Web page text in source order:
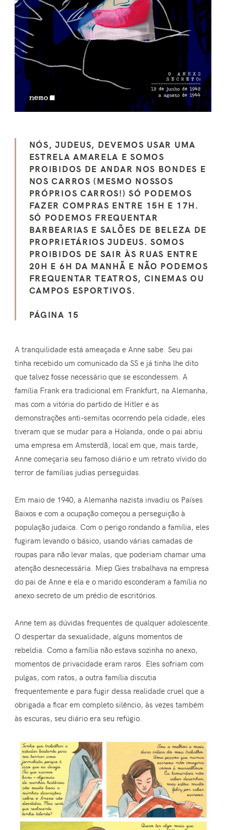
NÓS, JUDEUS, DEVEMOS USAR UMA
ESTRELA AMARELA E SOMOS
PROIBIDOS DE ANDAR NOS BONDES E
NOS CARROS (MESMO NOSSOS
PRÓPRIOS CARROS!) SÓ PODEMOS
FAZER COMPRAS ENTRE 15H E 17H.
SÓ PODEMOS FREQUENTAR
BARBEARIAS E SALÕES DE BELEZA DE
PROPRIETÁRIOS JUDEUS. SOMOS
PROIBIDOS DE SAIR ÀS RUAS ENTRE
20H E 6H DA MANHÃ E NÃO PODEMOS
FREQUENTAR TEATROS, CINEMAS OU
CAMPOS ESPORTIVOS.
PÁGINA 15
A tranquilidade está ameaçada e Anne sabe. Seu pai
tinha recebido um comunicado da SS e já tinha lhe dito
que talvez fosse necessário que se escondessem. A
família Frank era tradicional em Frankfurt, na Alemanha,
mas com a vitória do partido de Hitler e as
demonstrações anti-semitas ocorrendo pela cidade, eles
tiveram que se mudar para a Holanda, onde o pai abriu
uma empresa em Amsterdã, local em que, mais tarde,
Anne começaria seu famoso diário e um retrato vívido do
terror de famílias judias perseguidas.
Em maio de 1940, a Alemanha nazista invadiu os Países
Baixos e com a ocupação começou a perseguição à
população judaica. Com o perigo rondando a família, eles
fugiram levando o básico, usando várias camadas de
roupas para não levar malas, que poderiam chamar uma
atenção desnecessária. Miep Gies trabalhava na empresa
do pai de Anne e ela e o marido esconderam a família no
anexo secreto de um prédio de escritórios.
Anne tem as dúvidas frequentes de qualquer adolescente.
O despertar da sexualidade, alguns momentos de
rebeldia. Como a família não estava sozinha no anexo,
momentos de privacidade eram raros. Eles sofriam com
pulgas, com ratos, a outra família discutia
frequentemente e para fugir dessa realidade cruel que a
obrigada a ficar em completo silêncio, às vezes também
às escuras, seu diário era seu refúgio.